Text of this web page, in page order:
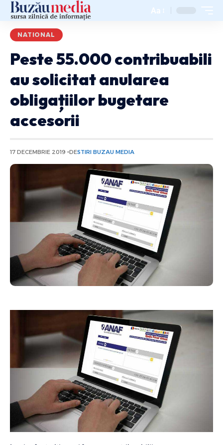
Aa
NATIONAL
Peste 55.000 contribuabili
au solicitat anularea
obligațiilor bugetare
accesorii
17 DECEMBRIE 2019 DESTIRI BUZAU MEDIA